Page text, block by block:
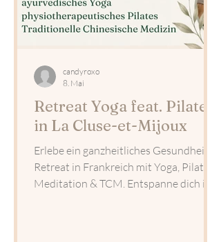
Retreat Yoga feat. Pilates
in La Cluse-et-Mijoux
Erlebe ein ganzheitliches Gesundheit
Retreat in Frankreich mit Yoga, Pilates,
Meditation & TCM. Entspanne dich in
candyroxo
8. Mai